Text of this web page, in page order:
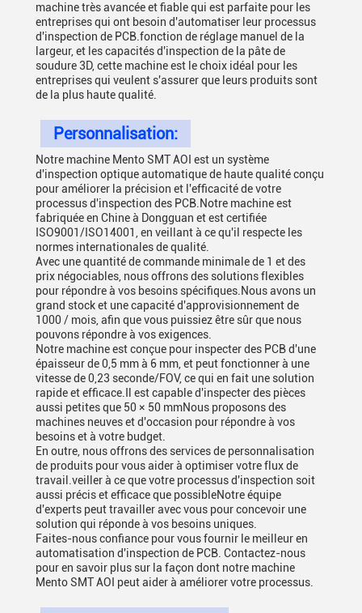
machine très avancée et fiable qui est parfaite pour les
entreprises qui ont besoin d'automatiser leur processus
d'inspection de PCB.fonction de réglage manuel de la
largeur, et les capacités d'inspection de la pâte de
soudure 3D, cette machine est le choix idéal pour les
entreprises qui veulent s'assurer que leurs produits sont
de la plus haute qualité.
Personnalisation:
Notre machine Mento SMT AOI est un système
d'inspection optique automatique de haute qualité conçu
pour améliorer la précision et l'efficacité de votre
processus d'inspection des PCB.Notre machine est
fabriquée en Chine à Dongguan et est certifiée
ISO9001/ISO14001, en veillant à ce qu'il respecte les
normes internationales de qualité.
Avec une quantité de commande minimale de 1 et des
prix négociables, nous offrons des solutions flexibles
pour répondre à vos besoins spécifiques.Nous avons un
grand stock et une capacité d'approvisionnement de
1000 / mois, afin que vous puissiez être sûr que nous
pouvons répondre à vos exigences.
Notre machine est conçue pour inspecter des PCB d'une
épaisseur de 0,5 mm à 6 mm, et peut fonctionner à une
vitesse de 0,23 seconde/FOV, ce qui en fait une solution
rapide et efficace.Il est capable d'inspecter des pièces
aussi petites que 50 × 50 mmNous proposons des
machines neuves et d'occasion pour répondre à vos
besoins et à votre budget.
En outre, nous offrons des services de personnalisation
de produits pour vous aider à optimiser votre flux de
travail.veiller à ce que votre processus d'inspection soit
aussi précis et efficace que possibleNotre équipe
d'experts peut travailler avec vous pour concevoir une
solution qui réponde à vos besoins uniques.
Faites-nous confiance pour vous fournir le meilleur en
automatisation d'inspection de PCB. Contactez-nous
pour en savoir plus sur la façon dont notre machine
Mento SMT AOI peut aider à améliorer votre processus.